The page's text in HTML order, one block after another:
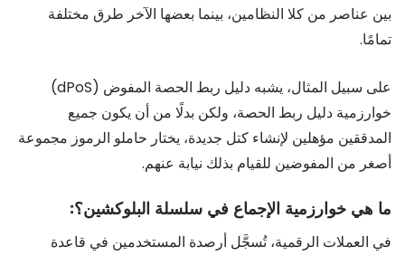
بين عناصر من كلا النظامين، بينما بعضها الآخر طرق مختلفة
تمامًا.
على سبيل المثال، يشبه دليل ربط الحصة المفوض (dPoS)
خوارزمية دليل ربط الحصة، ولكن بدلًا من أن يكون جميع
المدققين مؤهلين لإنشاء كتل جديدة، يختار حاملو الرموز مجموعة
أصغر من المفوضين للقيام بذلك نيابة عنهم.
ما هي خوارزمية الإجماع في سلسلة البلوكشين؟:
في العملات الرقمية، تُسجَّل أرصدة المستخدمين في قاعدة